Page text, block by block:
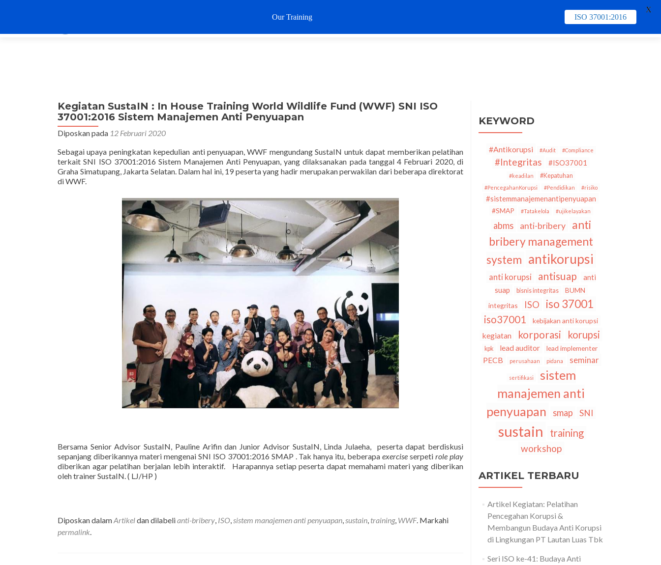
Training & Schedule
Kegiatan SustaIN : In House Training World Wildlife Fund (WWF) SNI ISO
37001:2016 Sistem Manajemen Anti Penyuapan
Diposkan pada 12 Februari 2020
Sebagai upaya peningkatan kepedulian anti penyuapan, WWF mengundang SustaIN untuk dapat memberikan pelatihan
terkait SNI ISO 37001:2016 Sistem Manajemen Anti Penyuapan, yang dilaksanakan pada tanggal 4 Februari 2020, di
Graha Simatupang, Jakarta Selatan. Dalam hal ini, 19 peserta yang hadir merupakan perwakilan dari beberapa direktorat
di WWF.
Bersama Senior Advisor SustaIN, Pauline Arifin dan Junior Advisor SustaIN, Linda Julaeha, peserta dapat berdiskusi
sepanjang diberikannya materi mengenai SNI ISO 37001:2016 SMAP . Tak hanya itu, beberapaexercise serpetirole play
diberikan agar pelatihan berjalan lebih interaktif. Harapannya setiap peserta dapat memahami materi yang diberikan
oleh trainer SustaIN. ( LJ/HP )
Diposkan dalamArtikeldan dilabelianti-bribery ISO sistem manajemen anti penyuapan sustain training, WWF. Markahi
permalink
KEYWORD
#Antikorupsi #Audit #Compliance
#Integritas #ISO37001
#keadilan #Kepatuhan
#PencegahanKorupsi #Pendidikan #risiko
#sistemmanajemenantipenyuapan
#SMAP #Tatakelola #ujikelayakan
abms anti-bribery
anti
bribery management
system antikorupsi
anti korupsi antisuap
anti
suap
bisnis integritas
BUMN
integritas
ISO iso 37001
iso37001 kebijakan anti korupsi
kegiatan korporasi korupsi
kpk lead auditor lead implementer
PECB perusahaan pidana seminar
sertifikasi
sistem
manajemen anti
penyuapan
smap SNI
sustain training
workshop
ARTIKEL TERBARU
Artikel Kegiatan: Pelatihan
Pencegahan Korupsi &
Membangun Budaya Anti Korupsi
di Lingkungan PT Lautan Luas Tbk
Seri ISO ke-41: Budaya Anti
Our Training ISO 37001:2016
X